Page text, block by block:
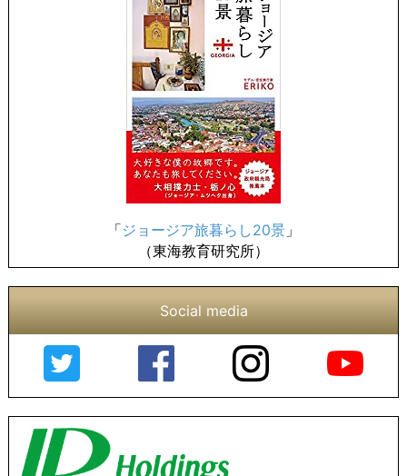
「 ジョージア旅暮らし20景 」
（東海教育研究所）
Social media